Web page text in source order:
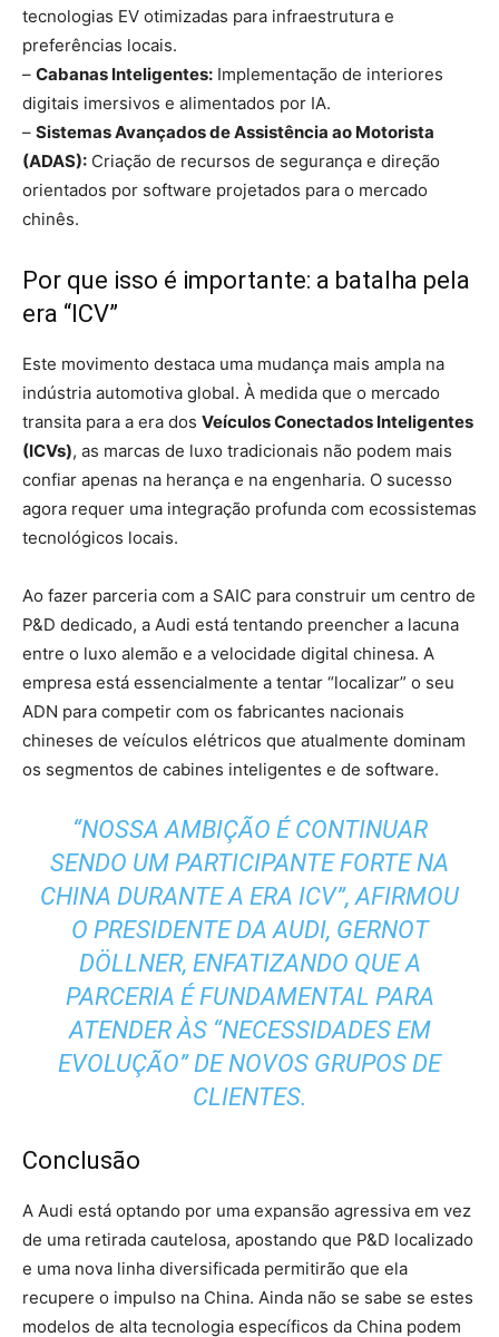
tecnologias EV otimizadas para infraestrutura e
preferências locais.
– Cabanas Inteligentes: Implementação de interiores
digitais imersivos e alimentados por IA.
– Sistemas Avançados de Assistência ao Motorista
(ADAS): Criação de recursos de segurança e direção
orientados por software projetados para o mercado
chinês.
Por que isso é importante: a batalha pela
era “ICV”
Este movimento destaca uma mudança mais ampla na
indústria automotiva global. À medida que o mercado
transita para a era dos Veículos Conectados Inteligentes
(ICVs), as marcas de luxo tradicionais não podem mais
confiar apenas na herança e na engenharia. O sucesso
agora requer uma integração profunda com ecossistemas
tecnológicos locais.
Ao fazer parceria com a SAIC para construir um centro de
P&D dedicado, a Audi está tentando preencher a lacuna
entre o luxo alemão e a velocidade digital chinesa. A
empresa está essencialmente a tentar “localizar” o seu
ADN para competir com os fabricantes nacionais
chineses de veículos elétricos que atualmente dominam
os segmentos de cabines inteligentes e de software.
“NOSSA AMBIÇÃO É CONTINUAR
SENDO UM PARTICIPANTE FORTE NA
CHINA DURANTE A ERA ICV”, AFIRMOU
O PRESIDENTE DA AUDI, GERNOT
DÖLLNER, ENFATIZANDO QUE A
PARCERIA É FUNDAMENTAL PARA
ATENDER ÀS “NECESSIDADES EM
EVOLUÇÃO” DE NOVOS GRUPOS DE
CLIENTES.
Conclusão
A Audi está optando por uma expansão agressiva em vez
de uma retirada cautelosa, apostando que P&D localizado
e uma nova linha diversificada permitirão que ela
recupere o impulso na China. Ainda não se sabe se estes
modelos de alta tecnologia específicos da China podem